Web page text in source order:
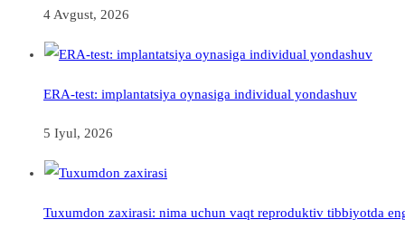
4 Avgust, 2026
ERA-test: implantatsiya oynasiga individual yondashuv
5 Iyul, 2026
Tuxumdon zaxirasi: nima uchun vaqt reproduktiv tibbiyotda